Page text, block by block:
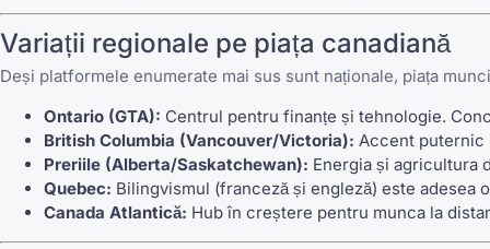
Variații regionale pe piața canadiană
Deși platformele enumerate mai sus sunt naționale, piața
Ontario (GTA): Centrul pentru finanțe și tehnologie.
British Columbia (Vancouver/Victoria): Accent puternic
Preriile (Alberta/Saskatchewan): Energia și agricultura
Quebec: Bilingvismul (franceză și engleză) este adesea
Canada Atlantică: Hub în creștere pentru munca la